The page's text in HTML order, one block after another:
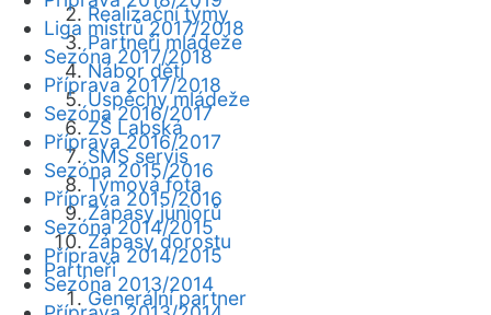
Realizační týmy
Partneři mládeže
Nábor dětí
Úspěchy mládeže
ZŠ Labská
SMS servis
Týmová fota
Zápasy juniorů
Zápasy dorostu
Partneři
Generální partner
Liga mistrů 2017/2018
Sezóna 2017/2018
Příprava 2017/2018
Sezóna 2016/2017
Příprava 2016/2017
Sezóna 2015/2016
Příprava 2015/2016
Sezóna 2014/2015
Příprava 2014/2015
Sezóna 2013/2014